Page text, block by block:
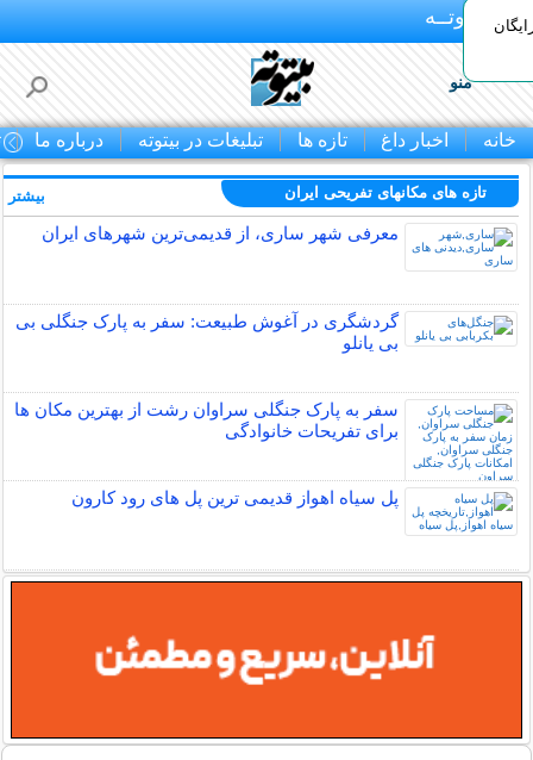
بـیتوتــه
منو
خانه اخبار داغ تازه ها تبلیغات در بیتوته درباره ما
تازه های مکانهای تفریحی ايران
معرفی شهر ساری، از قدیمی‌ترین شهرهای ایران
گردشگری در آغوش طبیعت: سفر به پارک جنگلی بی
بی یانلو
سفر به پارک جنگلی سراوان رشت از بهترین مکان ها
برای تفریحات خانوادگی
پل سیاه اهواز قدیمی ترین پل های رود کارون
بیشتر